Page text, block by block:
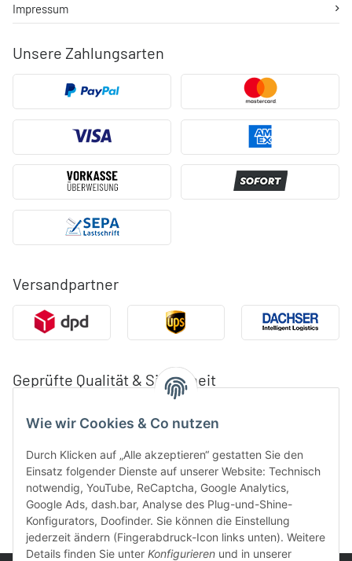
Wie wir Cookies & Co nutzen
Durch Klicken auf „Alle akzeptieren“ gestatten Sie den
Einsatz folgender Dienste auf unserer Website: Technisch
notwendig, YouTube, ReCaptcha, Google Analytics,
Google Ads, dash.bar, Analyse des Plug-und-Shine-
Konfigurators, Doofinder. Sie können die Einstellung
jederzeit ändern (Fingerabdruck-Icon links unten). Weitere
Details finden Sie unter Konfigurieren und in unserer
Unsere Zahlungsarten
Versandpartner
Geprüfte Qualität & Sicherheit
Impressum